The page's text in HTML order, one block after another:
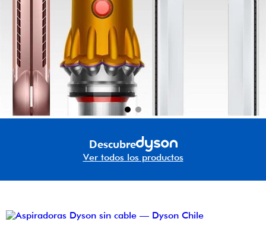
Descubre
Ver todos los productos